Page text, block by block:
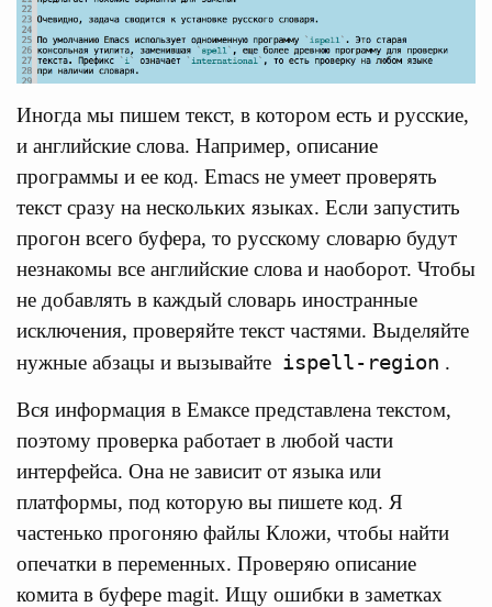
Иногда мы пишем текст, в котором есть и русские,
и английские слова. Например, описание
программы и ее код. Emacs не умеет проверять
текст сразу на нескольких языках. Если запустить
прогон всего буфера, то русскому словарю будут
незнакомы все английские слова и наоборот. Чтобы
не добавлять в каждый словарь иностранные
исключения, проверяйте текст частями. Выделяйте
нужные абзацы и вызывайте ispell-region .
Вся информация в Емаксе представлена текстом,
поэтому проверка работает в любой части
интерфейса. Она не зависит от языка или
платформы, под которую вы пишете код. Я
частенько прогоняю файлы Кложи, чтобы найти
опечатки в переменных. Проверяю описание
комита в буфере magit. Ищу ошибки в заметках